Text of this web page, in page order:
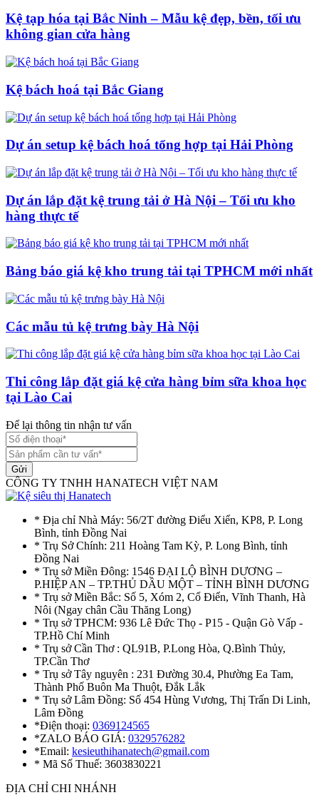
Kệ tạp hóa tại Bắc Ninh – Mẫu kệ đẹp, bền, tối ưu
không gian cửa hàng
Kệ bách hoá tại Bắc Giang
Dự án setup kệ bách hoá tổng hợp tại Hải Phòng
Dự án lắp đặt kệ trung tải ở Hà Nội – Tối ưu kho
hàng thực tế
Bảng báo giá kệ kho trung tải tại TPHCM mới nhất
Các mẫu tủ kệ trưng bày Hà Nội
Thi công lắp đặt giá kệ cửa hàng bỉm sữa khoa học
tại Lào Cai
Để lại thông tin nhận tư vấn
Gửi
CÔNG TY TNHH HANATECH VIỆT NAM
* Địa chỉ Nhà Máy: 56/2T đường Điểu Xiển, KP8, P. Long
Bình, tỉnh Đồng Nai
* Trụ Sở Chính: 211 Hoàng Tam Kỳ, P. Long Bình, tỉnh
Đồng Nai
* Trụ sở Miền Đông: 1546 ĐẠI LỘ BÌNH DƯƠNG –
P.HIỆP AN – TP.THỦ DẦU MỘT – TỈNH BÌNH DƯƠNG
* Trụ sở Miền Bắc: Số 5, Xóm 2, Cổ Điển, Vĩnh Thanh, Hà
Nôi (Ngay chân Cầu Thăng Long)
* Trụ sở TPHCM: 936 Lê Đức Thọ - P15 - Quận Gò Vấp -
TP.Hồ Chí Minh
* Trụ sở Cần Thơ : QL91B, P.Long Hòa, Q.Bình Thủy,
TP.Cần Thơ
* Trụ sở Tây nguyên : 231 Đường 30.4, Phường Ea Tam,
Thành Phố Buôn Ma Thuột, Đắk Lắk
* Trụ sở Lâm Đồng: Số 454 Hùng Vương, Thị Trấn Di Linh,
Lâm Đồng
*Điện thoại: 0369124565
*ZALO BÁO GIÁ: 0329576282
*Email: kesieuthihanatech@gmail.com
* Mã Số Thuế: 3603830221
ĐỊA CHỈ CHI NHÁNH